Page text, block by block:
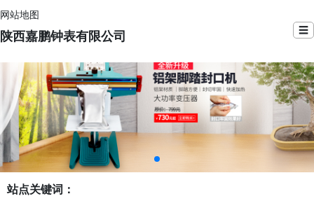
网站地图
陕西嘉鹏钟表有限公司 ☰
站点关键词：